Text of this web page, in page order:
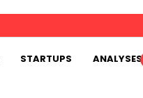
STARTUPS
ANALYSES